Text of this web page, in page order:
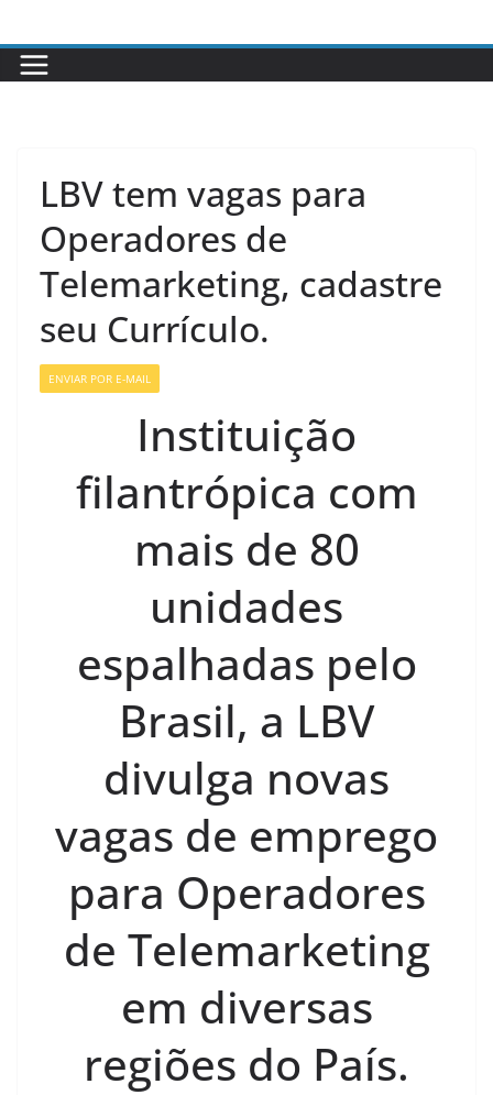
para
o
LBV tem vagas para
Operadores de
Telemarketing, cadastre
seu Currículo.
ENVIAR POR E-MAIL
Instituição
filantrópica com
mais de 80
unidades
espalhadas pelo
Brasil, a LBV
divulga novas
vagas de emprego
para Operadores
de Telemarketing
em diversas
regiões do País.